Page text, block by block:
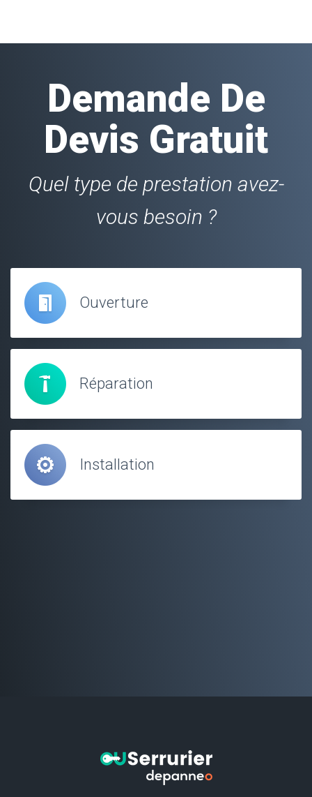
Demande De
Devis Gratuit
Quel type de prestation avez-
vous besoin ?
Ouverture
Réparation
Installation